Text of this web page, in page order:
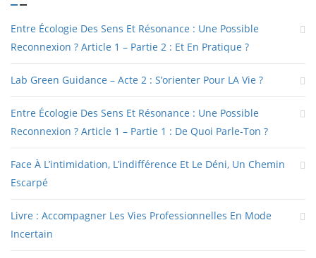
Entre Écologie Des Sens Et Résonance : Une Possible
Reconnexion ? Article 1 – Partie 2 : Et En Pratique ?
Lab Green Guidance – Acte 2 : S’orienter Pour LA Vie ?
Entre Écologie Des Sens Et Résonance : Une Possible
Reconnexion ? Article 1 – Partie 1 : De Quoi Parle-Ton ?
Face À L’intimidation, L’indifférence Et Le Déni, Un Chemin
Escarpé
Livre : Accompagner Les Vies Professionnelles En Mode
Incertain